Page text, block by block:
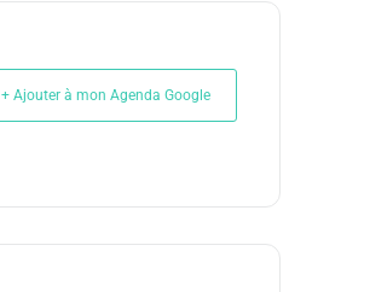
+ Ajouter à mon Agenda Google